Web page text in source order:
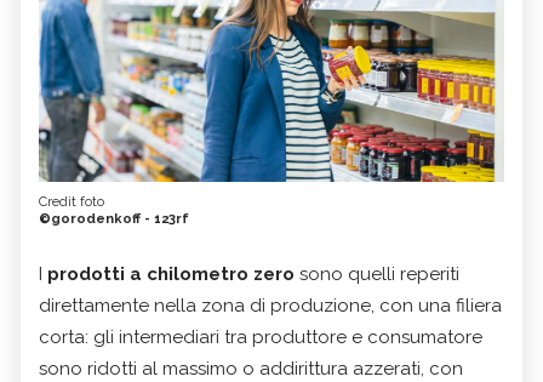
Credit foto
©gorodenkoff - 123rf
I prodotti a chilometro zero sono quelli reperiti
direttamente nella zona di produzione, con una filiera
corta: gli intermediari tra produttore e consumatore
sono ridotti al massimo o addirittura azzerati, con